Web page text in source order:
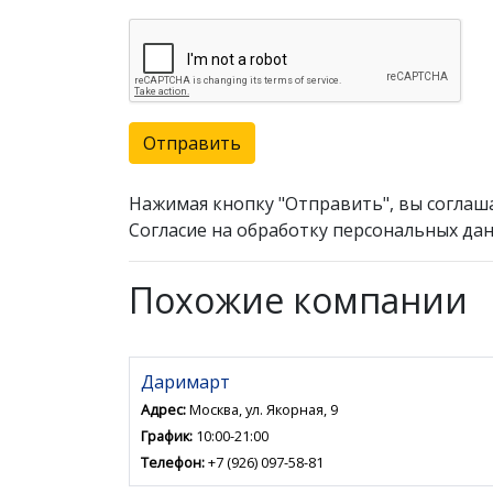
Отправить
Нажимая кнопку "Отправить", вы
Согласие на обработку персональных
Похожие компании
Даримарт
Адрес:Москва, ул. Якорная, 9
График: 10:00-21:00
Телефон:+7 (926) 097-58-81